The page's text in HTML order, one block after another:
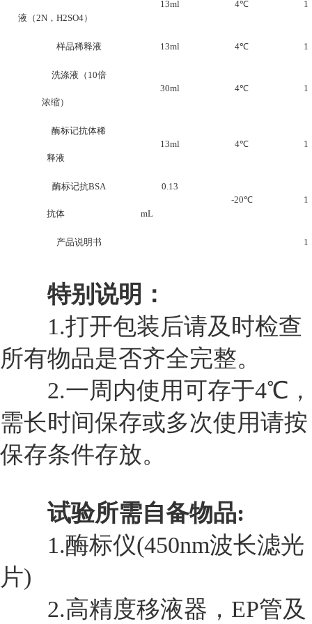
液（2N，H2SO4）
13ml 4℃ 1
样品稀释液 13ml 4℃ 1
洗涤液（10倍
浓缩）
30ml 4℃ 1
酶标记抗体稀
释液
13ml 4℃ 1
酶标记抗BSA
抗体
0.13
mL
-20℃ 1
产品说明书 1
特别说明：
1.打开包装后请及时检查
所有物品是否齐全完整。
2.一周内使用可存于4℃，
需长时间保存或多次使用请按
保存条件存放。
试验所需自备物品:
1.酶标仪(450nm波长滤光
片)
2.高精度移液器，EP管及